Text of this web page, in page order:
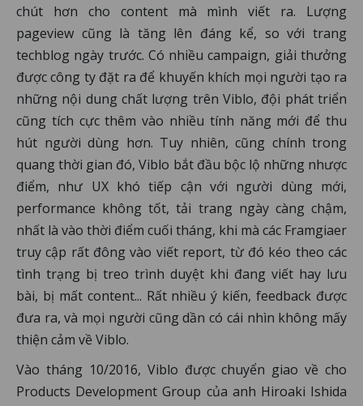
chút hơn cho content mà mình viết ra. Lượng
pageview cũng là tăng lên đáng kể, so với trang
techblog ngày trước. Có nhiều campaign, giải thưởng
được công ty đặt ra để khuyến khích mọi người tạo ra
những nội dung chất lượng trên Viblo, đội phát triển
cũng tích cực thêm vào nhiều tính năng mới để thu
hút người dùng hơn. Tuy nhiên, cũng chính trong
quang thời gian đó, Viblo bắt đầu bộc lộ những nhược
điểm, như UX khó tiếp cận với người dùng mới,
performance không tốt, tải trang ngày càng chậm,
nhất là vào thời điểm cuối tháng, khi mà các Framgiaer
truy cập rất đông vào viết report, từ đó kéo theo các
tình trạng bị treo trình duyệt khi đang viết hay lưu
bài, bị mất content... Rất nhiều ý kiến, feedback được
đưa ra, và mọi người cũng dần có cái nhìn không mấy
thiện cảm về Viblo.
Vào tháng 10/2016, Viblo được chuyển giao về cho
Products Development Group của anh Hiroaki Ishida